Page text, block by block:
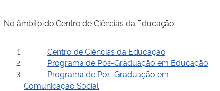
No âmbito do Centro de Ciências da Educação
Centro de Ciências da Educação
Programa de Pós-Graduação em Educação
Programa de Pós-Graduação em
Comunicação Social